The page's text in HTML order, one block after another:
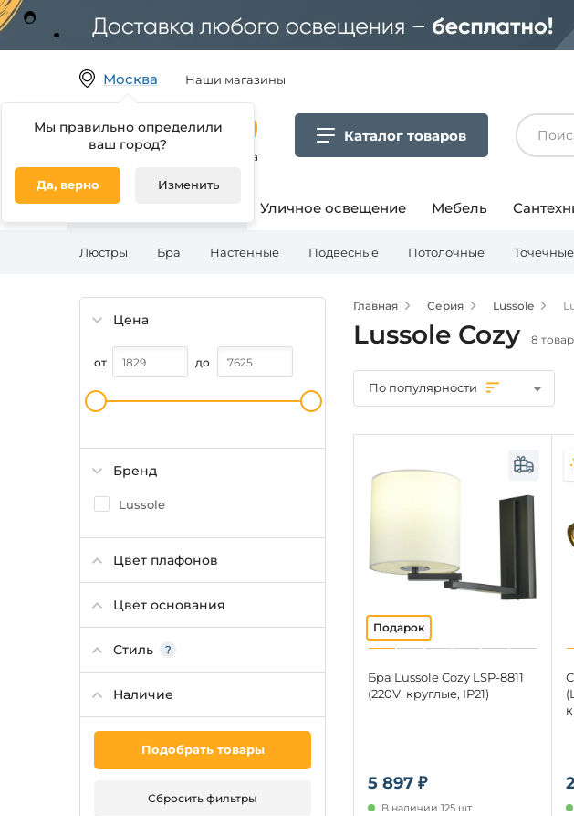
Москва
Мы правильно определили
ваш город?
Да, верно Изменить
Наши магазины
Гипермаркет товаров для дома
Каталог товаров
Освещение для дома Уличное освещение Мебель
Люстры Бра Настенные Подвесные Потолочные Точечные
Цена
от до
Бренд
Lussole
Цвет плафонов
Цвет основания
Стиль
Наличие
Подобрать товары
Сбросить фильтры
Главная Серия Lussole
Lussole Cozy 8
По популярности
5 897 ₽
Бра Lussole Cozy LSP-8811
(220V, круглые, IP21)
В наличии 125 шт.